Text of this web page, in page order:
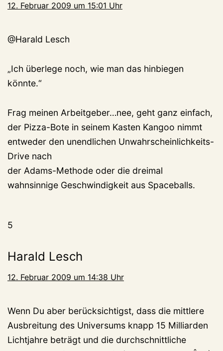
12. Februar 2009 um 15:01 Uhr
@Harald Lesch
„Ich überlege noch, wie man das hinbiegen
könnte.“
Frag meinen Arbeitgeber…nee, geht ganz einfach,
der Pizza-Bote in seinem Kasten Kangoo nimmt
entweder den unendlichen Unwahrscheinlichkeits-
Drive nach
der Adams-Methode oder die dreimal
wahnsinnige Geschwindigkeit aus Spaceballs.
5
Harald Lesch
12. Februar 2009 um 14:38 Uhr
Wenn Du aber berücksichtigst, dass die mittlere
Ausbreitung des Universums knapp 15 Milliarden
Lichtjahre beträgt und die durchschnittliche